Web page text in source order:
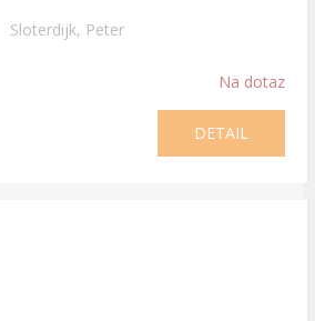
Sloterdijk, Peter
Na dotaz
DETAIL